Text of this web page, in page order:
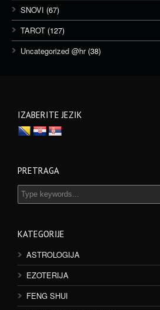
SNOVI (67)
TAROT (127)
Uncategorized @hr(38)
IZABERITE JEZIK
PRETRAGA
KATEGORIJE
ASTROLOGIJA
EZOTERIJA
FENG SHUI